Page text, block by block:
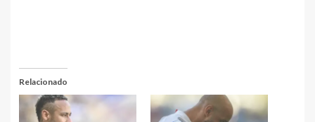
Relacionado